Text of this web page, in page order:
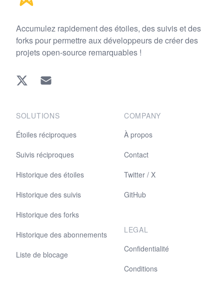
Accumulez rapidement des étoiles, des suivis et des
forks pour permettre aux développeurs de créer des
projets open-source remarquables !
Twitter EMAIL
SOLUTIONS
Étoiles réciproques
Suivis réciproques
Historique des étoiles
Historique des suivis
Historique des forks
Historique des abonnements
Liste de blocage
COMPANY
À propos
Contact
Twitter / X
GitHub
LEGAL
Confidentialité
Conditions